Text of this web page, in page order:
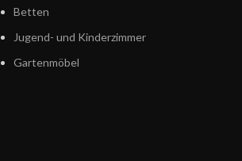
Betten
Jugend- und Kinderzimmer
Gartenmöbel